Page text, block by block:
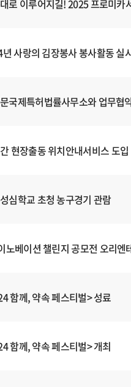
로 이루어지길! 2025 프로미카
사랑의 김장봉사 봉사활동 실
국제특허법률사무소와 업무협
현장출동 위치안내서비스 도입
심학교 초청 농구경기 관람
노베이션 챌린지 공모전 오리엔
함께, 약속 페스티벌> 성료
함께, 약속 페스티벌> 개최